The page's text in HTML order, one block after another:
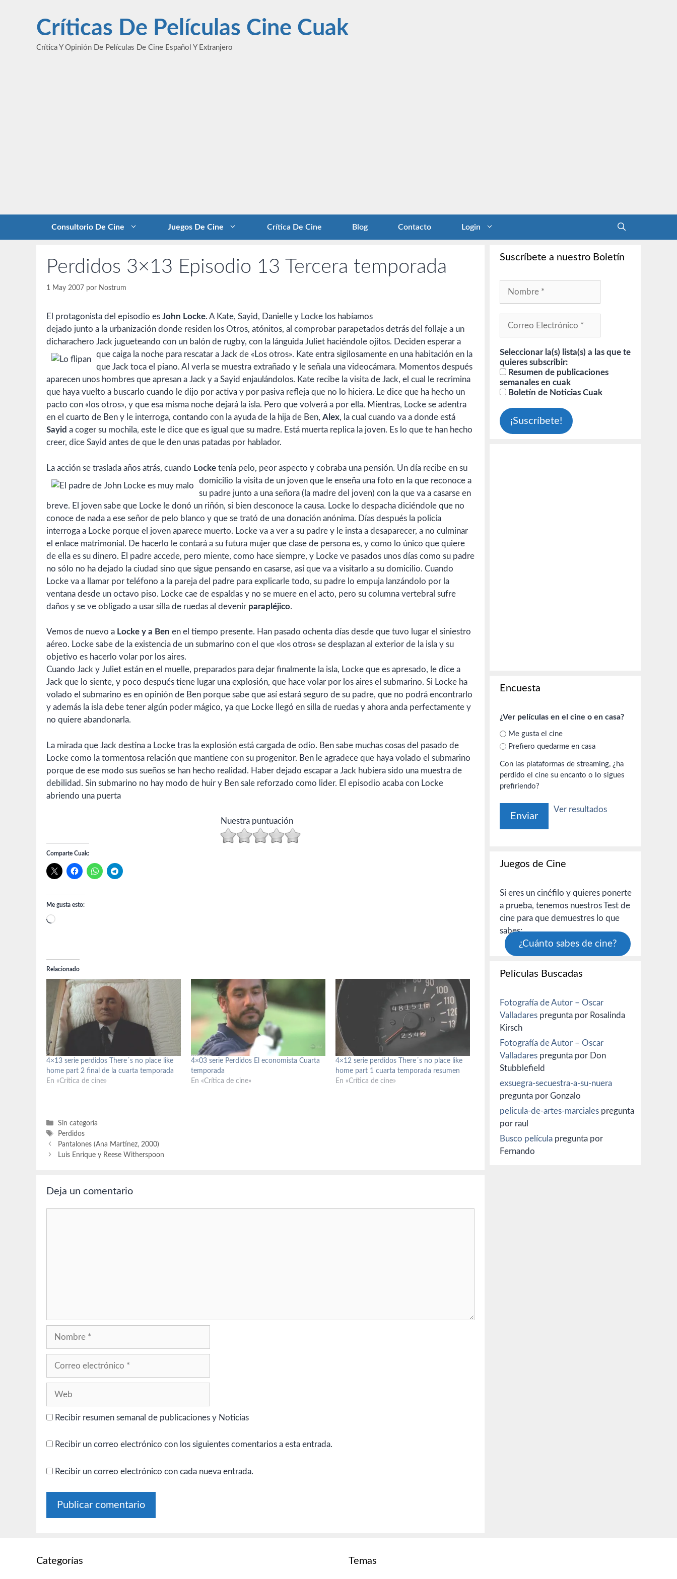
contenidoCríticas De Películas Cine Cuak
Crítica Y Opinión De Películas De Cine Español Y Extranjero
Consultorio De Cine Juegos De Cine Crítica De Cine Blog Contacto Login
Perdidos 3×13 Episodio 13 Tercera temporada
1 May 2007 por Nostrum
El protagonista del episodio es John Locke. A Kate, Sayid, Danielle y Locke los habíamos
dejado junto a la urbanización donde residen los Otros, atónitos, al comprobar parapetados detrás del follaje a un
dicharachero Jack jugueteando con un balón de rugby, con la lánguida Juliet haciéndole ojitos. Deciden esperar a
que caiga la noche para rescatar a Jack de «Los otros». Kate entra sigilosamente en una habitación en la
que Jack toca el piano. Al verla se muestra extrañado y le señala una videocámara. Momentos después
aparecen unos hombres que apresan a Jack y a Sayid enjaulándolos. Kate recibe la visita de Jack, el cual le recrimina
que haya vuelto a buscarlo cuando le dijo por activa y por pasiva refleja que no lo hiciera. Le dice que ha hecho un
pacto con «los otros», y que esa misma noche dejará la isla. Pero que volverá a por ella. Mientras, Locke se adentra
en el cuarto de Ben y le interroga, contando con la ayuda de la hija de Ben, Alex, la cual cuando va a donde está
Sayid a coger su mochila, este le dice que es igual que su madre. Está muerta replica la joven. Es lo que te han hecho
creer, dice Sayid antes de que le den unas patadas por hablador.
La acción se traslada años atrás, cuando Locke tenía pelo, peor aspecto y cobraba una pensión. Un día recibe en su
domicilio la visita de un joven que le enseña una foto en la que reconoce a
su padre junto a una señora (la madre del joven) con la que va a casarse en
breve. El joven sabe que Locke le donó un riñón, si bien desconoce la causa. Locke lo despacha diciéndole que no
conoce de nada a ese señor de pelo blanco y que se trató de una donación anónima. Días después la policía
interroga a Locke porque el joven aparece muerto. Locke va a ver a su padre y le insta a desaparecer, a no culminar
el enlace matrimonial. De hacerlo le contará a su futura mujer que clase de persona es, y como lo único que quiere
de ella es su dinero. El padre accede, pero miente, como hace siempre, y Locke ve pasados unos días como su padre
no sólo no ha dejado la ciudad sino que sigue pensando en casarse, así que va a visitarlo a su domicilio. Cuando
Locke va a llamar por teléfono a la pareja del padre para explicarle todo, su padre lo empuja lanzándolo por la
ventana desde un octavo piso. Locke cae de espaldas y no se muere en el acto, pero su columna vertebral sufre
daños y se ve obligado a usar silla de ruedas al devenir parapléjico.
Vemos de nuevo a Locke y a Ben en el tiempo presente. Han pasado ochenta días desde que tuvo lugar el siniestro
aéreo. Locke sabe de la existencia de un submarino con el que «los otros» se desplazan al exterior de la isla y su
objetivo es hacerlo volar por los aires.
Cuando Jack y Juliet están en el muelle, preparados para dejar finalmente la isla, Locke que es apresado, le dice a
Jack que lo siente, y poco después tiene lugar una explosión, que hace volar por los aires el submarino. Si Locke ha
volado el submarino es en opinión de Ben porque sabe que así estará seguro de su padre, que no podrá encontrarlo
y además la isla debe tener algún poder mágico, ya que Locke llegó en silla de ruedas y ahora anda perfectamente y
no quiere abandonarla.
La mirada que Jack destina a Locke tras la explosión está cargada de odio. Ben sabe muchas cosas del pasado de
Locke como la tormentosa relación que mantiene con su progenitor. Ben le agradece que haya volado el submarino
porque de ese modo sus sueños se han hecho realidad. Haber dejado escapar a Jack hubiera sido una muestra de
debilidad. Sin submarino no hay modo de huir y Ben sale reforzado como lider. El episodio acaba con Locke
abriendo una puerta
Nuestra puntuación
Comparte Cuak:
Me gusta esto:
Cargando...
Relacionado
4×13 serie perdidos There´s no place like
home part 2 final de la cuarta temporada
En «Crítica de cine»
4×03 serie Perdidos El economista Cuarta
temporada
En «Crítica de cine»
4×12 serie perdidos There´s no place like
home part 1 cuarta temporada resumen
En «Crítica de cine»
Categorías
Sin categoría
Etiquetas
Perdidos
Pantalones (Ana Martínez, 2000)
Luis Enrique y Reese Witherspoon
Deja un comentario
Recibir resumen semanal de publicaciones y Noticias
Recibir un correo electrónico con los siguientes comentarios a esta entrada.
Recibir un correo electrónico con cada nueva entrada.
Suscríbete a nuestro Boletín
Seleccionar la(s) lista(s) a las que te
quieres subscribir:
Resumen de publicaciones
semanales en cuak
Boletín de Noticias Cuak
Encuesta
¿Ver películas en el cine o en casa?
Me gusta el cine
Prefiero quedarme en casa
Con las plataformas de streaming, ¿ha
perdido el cine su encanto o lo sigues
prefiriendo?
Ver resultados
Juegos de Cine
Si eres un cinéfilo y quieres ponerte
a prueba, tenemos nuestros Test de
cine para que demuestres lo que
sabes:
¿Cuánto sabes de cine?
Películas Buscadas
Fotografía de Autor – Oscar
Valladares pregunta por Rosalinda
Kirsch
Fotografía de Autor – Oscar
Valladares pregunta por Don
Stubblefield
exsuegra-secuestra-a-su-nuera
pregunta por Gonzalo
pelicula-de-artes-marciales pregunta
por raul
Busco película pregunta por
Fernando
Categorías Temas